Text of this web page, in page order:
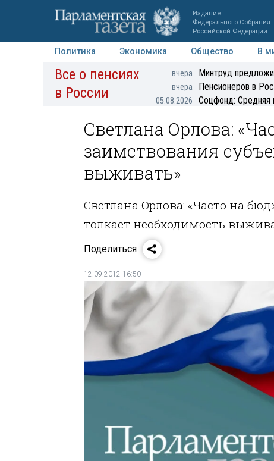
Издание
Федерального Собрания
Российской Федерации
Политика Экономика Общество В
Авторы Персоны Мнения Регионы
Все о пенсиях
в России
вчера Минтруд
вчера Пенсионеров в
05.08.2026 Соцфонд: Средняя
Светлана Орлова:
заимствования
выживать»
Светлана Орлова: «Часто на
толкает необходимость
Поделиться
12.09.2012 16:50